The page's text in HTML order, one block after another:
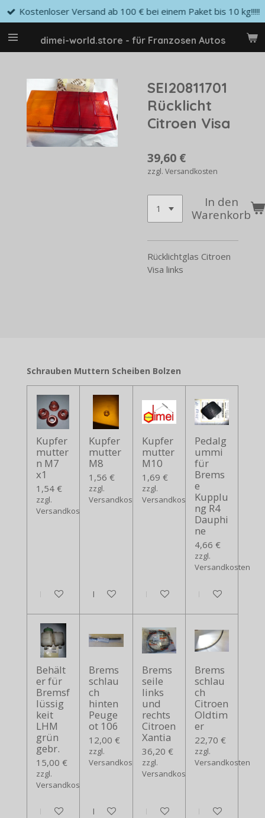
Zum
Hauptinhalt
springendimei-world.store - für Franzosen Autos
Kostenloser Versand ab 100 € bei einem Paket bis 10 kg!!!!!
SEI20811701
Rücklicht
Citroen Visa
39,60 €
zzgl. Versandkosten
In den
Warenkorb
Rücklichtglas Citroen
Visa links
Schrauben Muttern Scheiben Bolzen
Kupfer
mutter
n M7
x1
1,54 €
zzgl.
Versandkosten
In den Warenkorb
Kupfer
mutter
M8
1,56 €
zzgl.
Versandkosten
In den Warenkorb
Kupfer
mutter
M10
1,69 €
zzgl.
Versandkosten
In den Warenkorb
Pedalg
ummi
für
Brems
e
Kupplu
ng R4
Dauphi
ne
4,66 €
zzgl.
Versandkosten
In den
Behält
er für
Bremsf
lüssig
keit
LHM
grün
gebr.
15,00 €
zzgl.
Versandkosten
In den Warenkorb
Brems
schlau
ch
hinten
Peuge
ot 106
12,00 €
zzgl.
Versandkosten
In den Warenkorb
Brems
seile
links
und
rechts
Citroen
Xantia
36,20 €
zzgl.
Versandkosten
In den Warenkorb
Brems
schlau
ch
Citroen
Oldtim
er
22,70 €
zzgl.
Versandkosten
In den